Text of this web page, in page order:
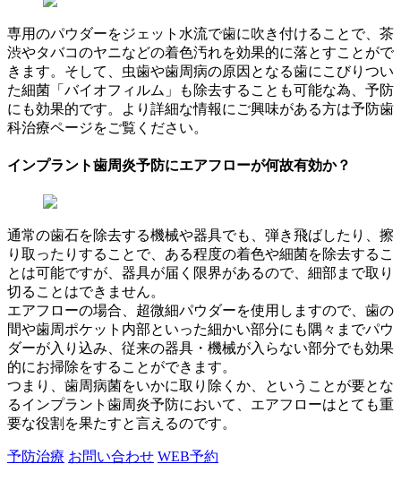
専用のパウダーをジェット水流で歯に吹き付けることで、茶
渋やタバコのヤニなどの着色汚れを効果的に落とすことがで
きます。そして、虫歯や歯周病の原因となる歯にこびりつい
た細菌「バイオフィルム」も除去することも可能な為、予防
にも効果的です。より詳細な情報にご興味がある方は予防歯
科治療ページをご覧ください。
インプラント歯周炎予防にエアフローが何故有効か？
通常の歯石を除去する機械や器具でも、弾き飛ばしたり、擦
り取ったりすることで、ある程度の着色や細菌を除去するこ
とは可能ですが、器具が届く限界があるので、細部まで取り
切ることはできません。
エアフローの場合、超微細パウダーを使用しますので、歯の
間や歯周ポケット内部といった細かい部分にも隅々までパウ
ダーが入り込み、従来の器具・機械が入らない部分でも効果
的にお掃除をすることができます。
つまり、歯周病菌をいかに取り除くか、ということが要とな
るインプラント歯周炎予防において、エアフローはとても重
要な役割を果たすと言えるのです。
予防治療 お問い合わせ WEB予約